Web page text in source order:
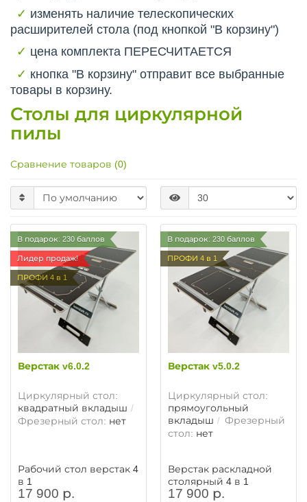
✓ изменять наличие телескопических
расширителей стола (под кнопкой "В корзину")
✓ цена комплекта ПЕРЕСЧИТАЕТСЯ
✓ кнопка "В корзину" отправит все выбранные
товары в корзину.
Столы для циркулярной
пилы
Сравнение товаров (0)
В подарок: 230 баллов
Лидер продаж!
ПРОФИ 4 в 1
Верстак v6.0.2
Циркулярный стол:
квадратный вкладыш
Фрезерный стол: нет
Рабочий стол верстак 4
в 1
17 900 р.
В подарок: 230 баллов
ПРОФИ 4 в 1
Верстак v5.0.2
Циркулярный стол:
прямоугольный
вкладыш
Фрезерный
стол: нет
Верстак раскладной
столярный 4 в 1
17 900 р.